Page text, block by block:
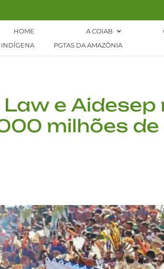
HOME A COIAB
INDÍGENA
PGTAS DA AMAZÔNIA
Law e
milhões